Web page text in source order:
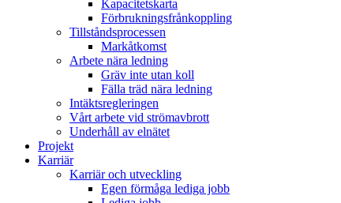
Kapacitetskarta
Förbrukningsfrånkoppling
Tillståndsprocessen
Markåtkomst
Arbete nära ledning
Gräv inte utan koll
Fälla träd nära ledning
Intäktsregleringen
Vårt arbete vid strömavbrott
Underhåll av elnätet
Projekt
Karriär
Karriär och utveckling
Egen förmåga lediga jobb